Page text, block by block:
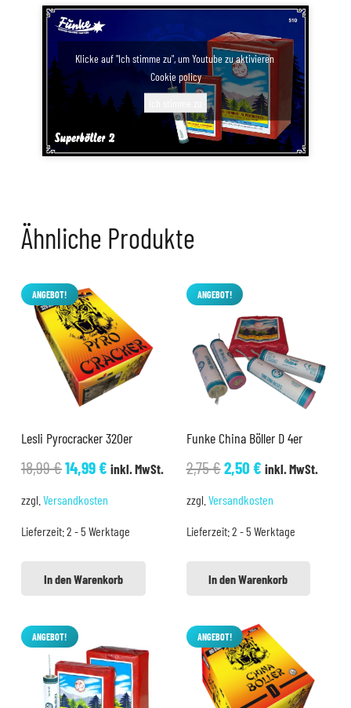
Klicke auf "Ich stimme zu", um Youtube zu aktivieren
Cookie policy
Ähnliche Produkte
ANGEBOT!
Lesli Pyrocracker 320er
18,99€Ursprünglicher
18,99 €
14,99€Aktueller
14,99 €.
inkl. MwSt.
zzgl. Versandkosten
Lieferzeit:2 - 5 Werktage
In den Warenkorb
ANGEBOT!
Funke China Böller D 4er
2,75€Ursprünglicher
2,75 €
2,50€Aktueller
2,50 €.
inkl. MwSt.
zzgl. Versandkosten
Lieferzeit:2 - 5 Werktage
In den Warenkorb
ANGEBOT! ANGEBOT!